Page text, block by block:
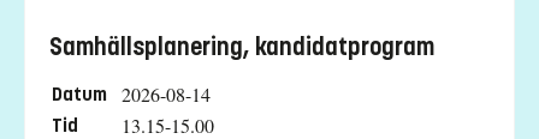
Samhällsplanering, kandidatprogram
Datum 2026-08-14
Tid 13.15-15.00